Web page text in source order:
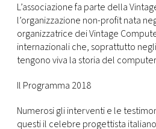
L’associazione fa parte della
l’organizzazione non-profit nata
organizzatrice dei Vintage
internazionali che, soprattutto
tengono viva la storia del
Il Programma 2018
Numerosi gli interventi e le
questi il celebre progettista